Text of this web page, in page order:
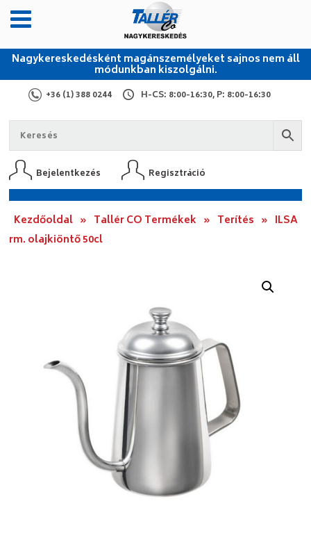
Nagykereskedésként magánszemélyeket sajnos nem áll
módunkban kiszolgálni.
+36 (1) 388 0244 H-CS: 8:00-16:30, P: 8:00-16:30
Bejelentkezés Regisztráció
Kezdőoldal » Tallér CO Termékek » Terítés » ILSA
rm. olajkiöntő 50cl